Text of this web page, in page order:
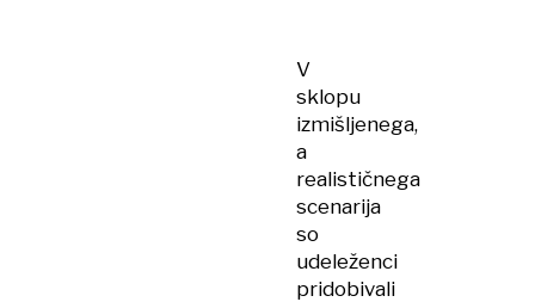
V
sklopu
izmišljenega,
a
realističnega
scenarija
so
udeleženci
pridobivali